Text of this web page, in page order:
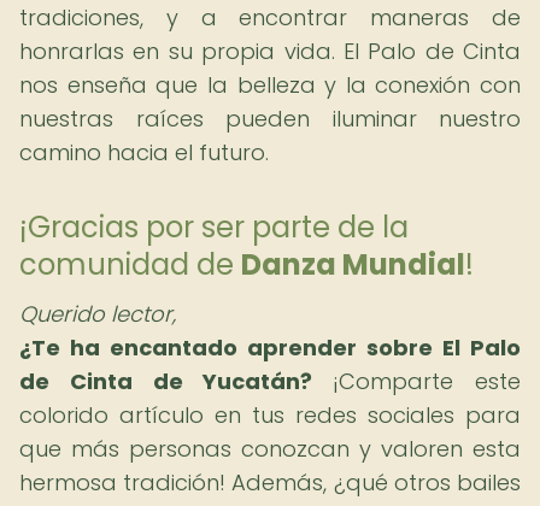
tradiciones, y a encontrar maneras de
honrarlas en su propia vida. El Palo de Cinta
nos enseña que la belleza y la conexión con
nuestras raíces pueden iluminar nuestro
camino hacia el futuro.
¡Gracias por ser parte de la
comunidad de Danza Mundial!
Querido lector,
¿Te ha encantado aprender sobre El Palo
de Cinta de Yucatán? ¡Comparte este
colorido artículo en tus redes sociales para
que más personas conozcan y valoren esta
hermosa tradición! Además, ¿qué otros bailes